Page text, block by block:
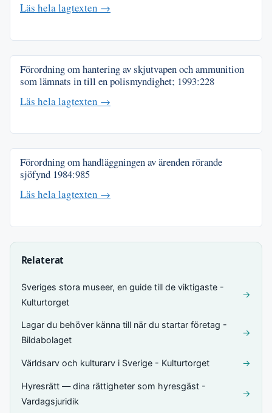
Läs hela lagtexten →
Förordning om hantering av skjutvapen och ammunition
som lämnats in till en polismyndighet; 1993:228
Läs hela lagtexten →
Förordning om handläggningen av ärenden rörande
sjöfynd 1984:985
Läs hela lagtexten →
Relaterat
Sveriges stora museer, en guide till de viktigaste -
Kulturtorget
→
Lagar du behöver känna till när du startar företag -
Bildabolaget
→
Världsarv och kulturarv i Sverige - Kulturtorget →
Hyresrätt — dina rättigheter som hyresgäst -
Vardagsjuridik
→